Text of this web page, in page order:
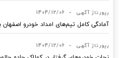
رپورتاژ آگهی •
1404/12/06
آمادگی کامل تیم‌های امداد خودرو اصفهان
رپورتاژ آگهی •
1404/12/06